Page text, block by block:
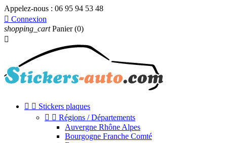
Appelez-nous : 06 95 94 53 48
 Connexion
shopping_cart Panier (0)

  Stickers plaques
  Régions / Départements
Auvergne Rhône Alpes
Bourgogne Franche Comté